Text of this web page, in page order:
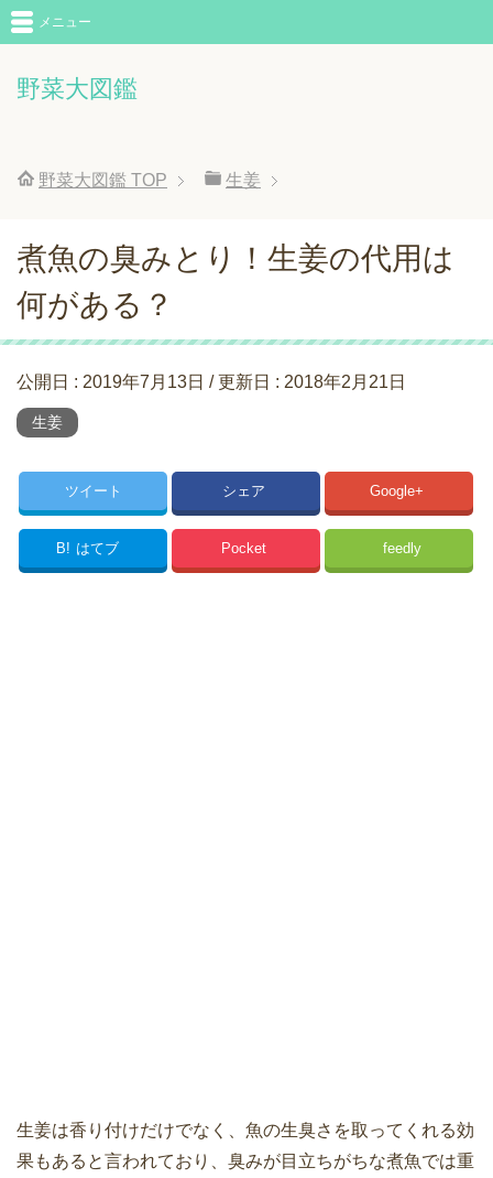
野菜大図鑑
メニュー
野菜大図鑑 TOP 生姜
煮魚の臭みとり！生姜の代用は
何がある？
公開日 : 2019年7月13日 / 更新日 : 2018年2月21日
生姜
ツイート シェア Google+
B! はてブ Pocket feedly
生姜は香り付けだけでなく、魚の生臭さを取ってくれる効
果もあると言われており、臭みが目立ちがちな煮魚では重